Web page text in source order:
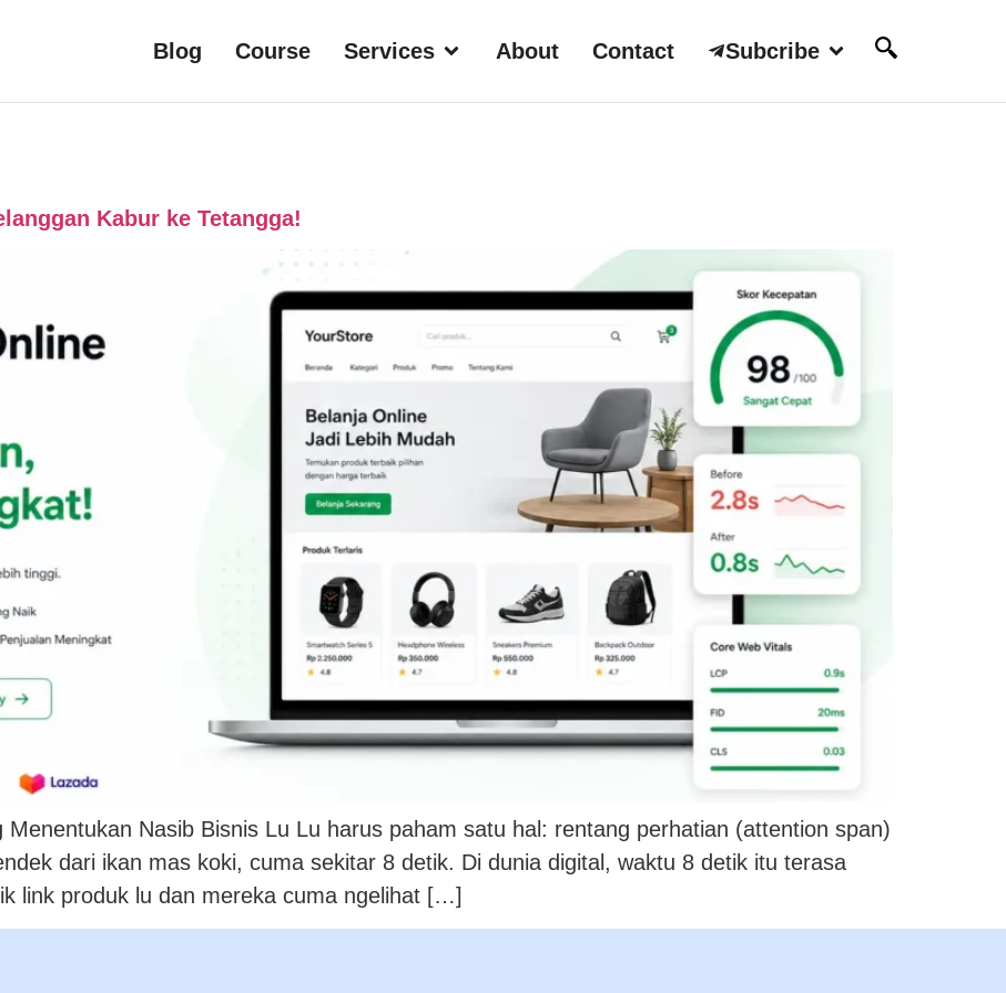
Blog Course Services About Contact Subcribe
Kabur ke Tetangga!
Menentukan Nasib Bisnis Lu Lu harus paham satu hal: rentang perhatian (attention span)
dari ikan mas koki, cuma sekitar 8 detik. Di dunia digital, waktu 8 detik itu terasa
link produk lu dan mereka cuma ngelihat […]